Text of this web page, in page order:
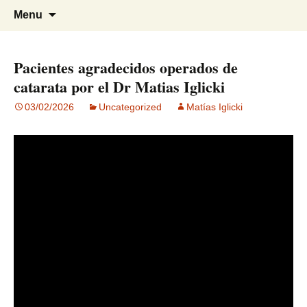
Centro Oftalmológico Dr. Matías
Iglicki
Visión para una vida plena
Menu
Pacientes agradecidos operados de
catarata por el Dr Matias Iglicki
03/02/2026 Uncategorized Matías Iglicki